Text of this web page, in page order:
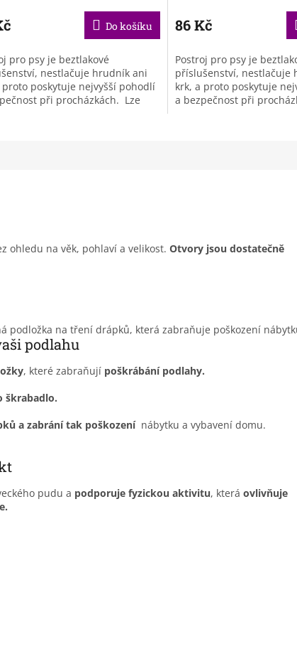
Do košíku
pro psy je beztlakové
nestlačuje hrudník ani
proto poskytuje nejvyšší pohodlí
při procházkách. Lze
86 Kč
Postroj pro psy je
příslušenství, nestlačuje
krk, a proto poskytuje
a bezpečnost při
ohledu na věk, pohlaví a velikost. Otvory jsou dostatečně
podložka na tření drápků, která zabraňuje poškození
podlahu
, které zabraňují poškrábání podlahy.
škrabadlo.
a zabrání tak poškození nábytku a vybavení domu.
pudu a podporuje fyzickou aktivitu, která ovlivňuje